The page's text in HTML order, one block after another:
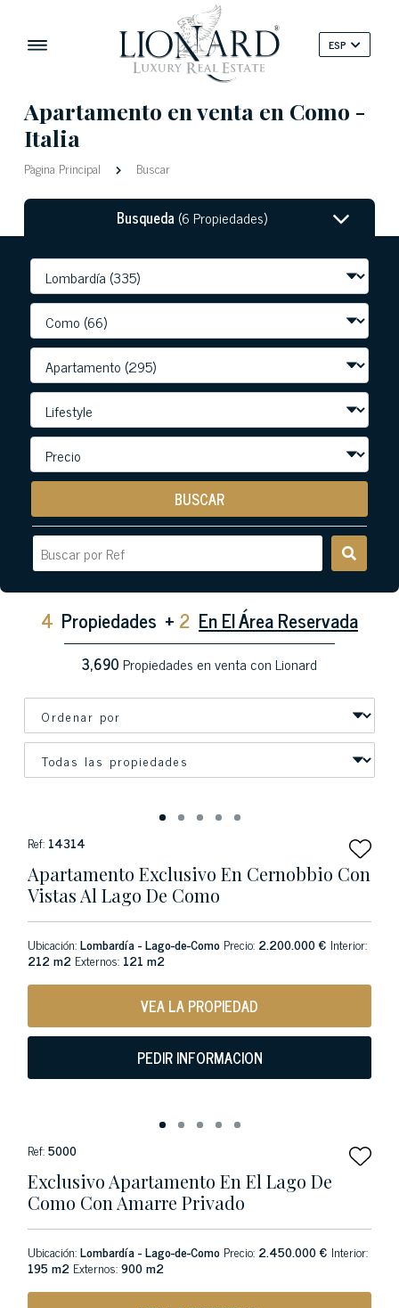
ESP
Apartamento en venta en Como -
Italia
Pàgina Principal Buscar
Busqueda(6 Propiedades)
BUSCAR
4 Propiedades + 2 En El Área Reservada
3,690Propiedades en venta con Lionard
Ref: 14314
Apartamento Exclusivo En Cernobbio Con
Vistas Al Lago De Como
Ubicación:Lombardía - Lago-de-Como Precio: 2.200.000 € Interior:
212 m2 Externos: 121 m2
VEA LA PROPIEDAD
PEDIR INFORMACION
Ref:5000
Exclusivo Apartamento En El Lago De
Como Con Amarre Privado
Ubicación:Lombardía - Lago-de-Como Precio: 2.450.000 € Interior:
195 m2 Externos:900 m2